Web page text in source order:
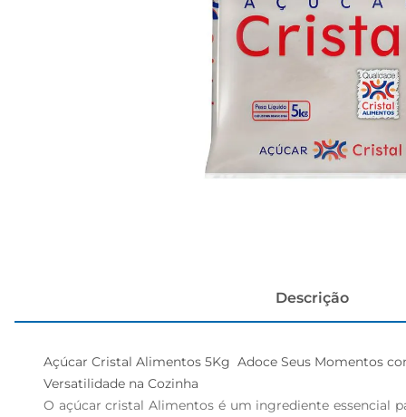
Descrição
Açúcar Cristal Alimentos 5Kg  Adoce Seus Momentos
Versatilidade na Cozinha
O açúcar cristal Alimentos é um ingrediente essencial
papel
cerveja